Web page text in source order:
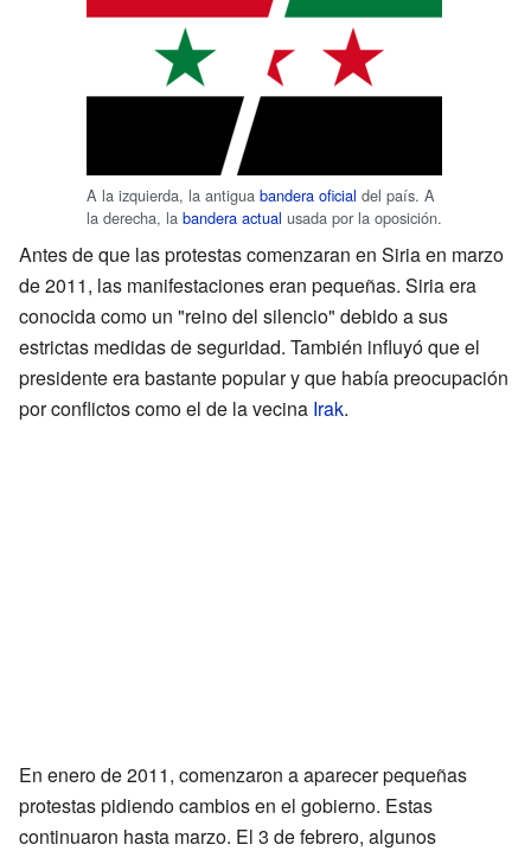
A la izquierda, la antigua bandera oficial del país. A
la derecha, la bandera actual usada por la oposición.
Antes de que las protestas comenzaran en Siria en marzo
de 2011, las manifestaciones eran pequeñas. Siria era
conocida como un "reino del silencio" debido a sus
estrictas medidas de seguridad. También influyó que el
presidente era bastante popular y que había preocupación
por conflictos como el de la vecina Irak.
En enero de 2011, comenzaron a aparecer pequeñas
protestas pidiendo cambios en el gobierno. Estas
continuaron hasta marzo. El 3 de febrero, algunos